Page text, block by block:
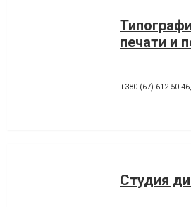
печати и
+380 (67) 612-50-46,
Студия